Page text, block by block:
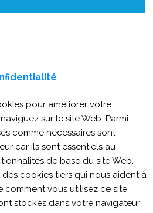
pour améliorer votre
sur le site Web. Parmi
comme nécessaires sont
car ils sont essentiels au
de base du site Web.
cookies tiers qui nous aident à
comment vous utilisez ce site
stockés dans votre navigateur